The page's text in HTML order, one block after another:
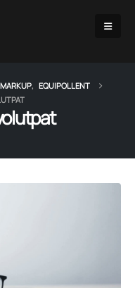
MARKUP, EQUIPOLLENT